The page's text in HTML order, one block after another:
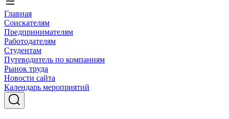
Главная
Соискателям
Предпринимателям
Работодателям
Студентам
Путеводитель по компаниям
Рынок труда
Новости сайта
Календарь мероприятий